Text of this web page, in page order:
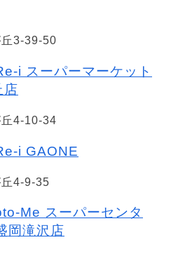
3-39-50
i スーパーマーケット
店
4-10-34
i GAONE
4-9-35
Me スーパーセンタ
岡滝沢店